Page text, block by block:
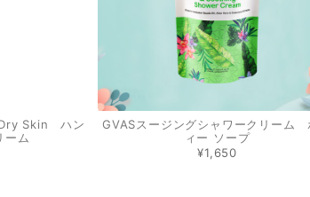
Skin ハン
ーム
GVASスージングシャワークリーム
ィー ソープ
¥1,650